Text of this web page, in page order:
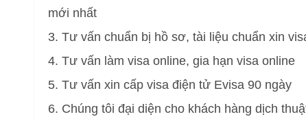
mới nhất
Tư vấn chuẩn bị hồ sơ, tài liệu chuẩn xin
Tư vấn làm visa online, gia hạn visa online
Tư vấn xin cấp visa điện tử Evisa 90 ngày
Chúng tôi đại diện cho khách hàng dịch